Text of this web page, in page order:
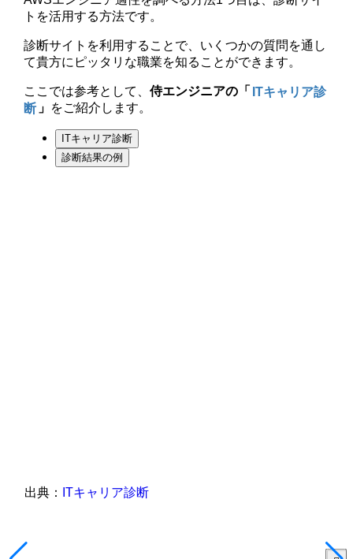
トを活用する方法です。
診断サイトを利用することで、いくつかの質問を通し
て貴方にピッタリな職業を知ることができます。
ここでは参考として、侍エンジニアの「 ITキャリア診
断 」 をご紹介します。
ITキャリア診断
診断結果の例
出典： ITキャリア診断